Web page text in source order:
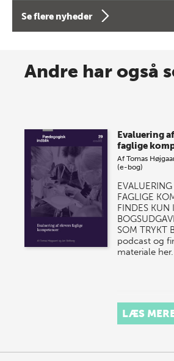
forfatterne bag vores nyes…
Spar op til 70% til
onsdag den 10. j…
Se flere nyheder
Andre har også
Evaluering
faglige
AfTomas
(e-bog)
FAGLIGE
FINDES KUN
SOM TRYKT
podcast og
materiale her.
LÆS